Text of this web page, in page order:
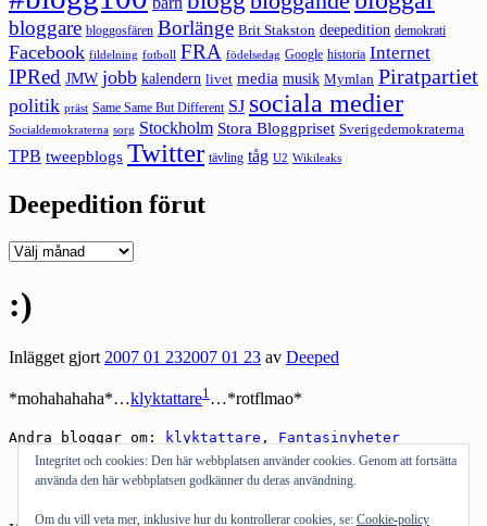
bloggare bloggosfären Borlänge Brit Stakston deepedition demokrati
Facebook fildelning fotboll FRA födelsedag Google historia Internet
IPRed JMW jobb kalendern livet media musik Mymlan Piratpartiet
politik präst Same Same But Different SJ sociala medier
Socialdemokraterna sorg Stockholm Stora Bloggpriset Sverigedemokraterna
TPB tweepblogs Twitter tävling tåg U2 Wikileaks
Deepedition förut
Deepedition
:)
Inlägget gjort2007 01 232007 01 23 av Deeped
*mohahahaha*…klyktattare1…*rotflmao*
Andra bloggar om: klyktattare , Fantasinyheter
Klyktattare är jamtarnas benämning på ångermanlänningar
efter länsbokstäverna [
Integritet och cookies: Den här webbplatsen använder cookies. Genom att fortsätta
använda den här webbplatsen godkänner du deras användning.
Om du vill veta mer, inklusive hur du kontrollerar cookies, se: Cookie-policy